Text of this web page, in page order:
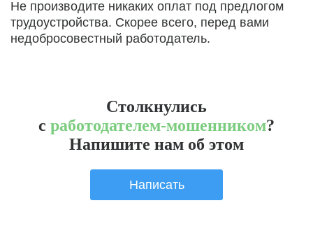
Не производите никаких оплат под предлогом
трудоустройства. Скорее всего, перед вами
недобросовестный работодатель.
Столкнулись
с работодателем-мошенником?
Напишите нам об этом
Написать